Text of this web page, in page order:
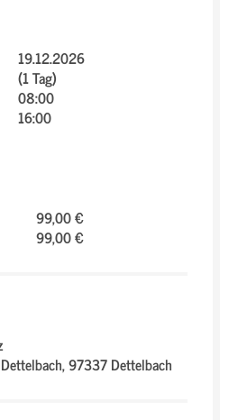
19.12.2026
(1 Tag)
08:00
16:00
99,00 €
99,00 €
97337 Dettelbach